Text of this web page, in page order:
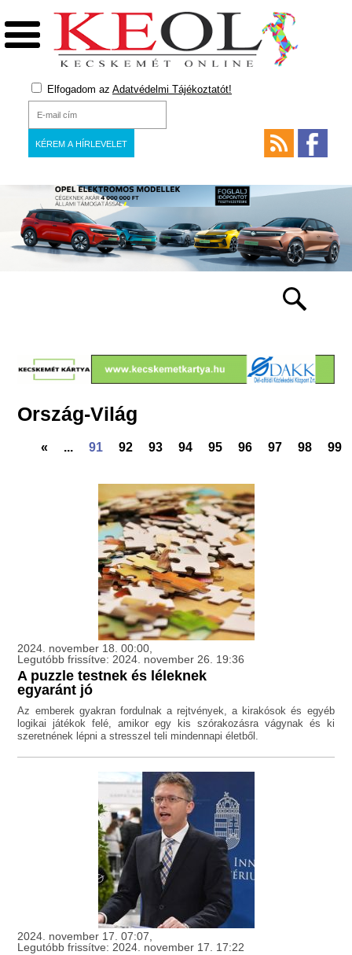
Elfogadom az Adatvédelmi Tájékoztatót!
Ország-Világ
« ... 91 92 93 94 95 96 97 98 99
2024. november 18. 00:00,
Legutóbb frissítve: 2024. november 26. 19:36
A puzzle testnek és léleknek
egyaránt jó
Az emberek gyakran fordulnak a rejtvények, a kirakósok és egyéb
logikai játékok felé, amikor egy kis szórakozásra vágynak és ki
szeretnének lépni a stresszel teli mindennapi életből.
2024. november 17. 07:07,
Legutóbb frissítve: 2024. november 17. 17:22